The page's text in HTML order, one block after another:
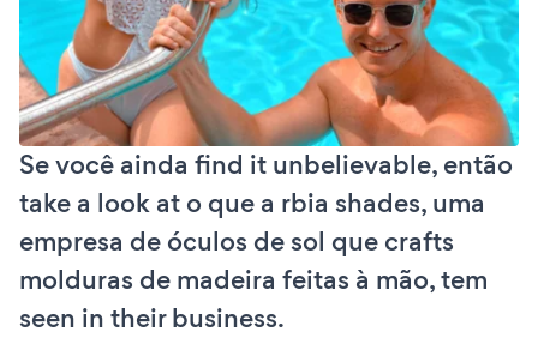
Se você ainda find it unbelievable, então
take a look at o que a rbia shades, uma
empresa de óculos de sol que crafts
molduras de madeira feitas à mão, tem
seen in their business.